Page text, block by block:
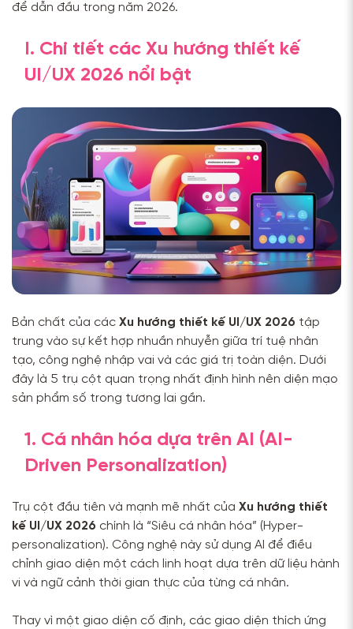
để dẫn đầu trong năm 2026.
I. Chi tiết các Xu hướng thiết kế
UI/UX 2026 nổi bật
Bản chất của các Xu hướng thiết kế UI/UX 2026 tập
trung vào sự kết hợp nhuần nhuyễn giữa trí tuệ nhân
tạo, công nghệ nhập vai và các giá trị toàn diện. Dưới
đây là 5 trụ cột quan trọng nhất định hình nên diện mạo
sản phẩm số trong tương lai gần.
1. Cá nhân hóa dựa trên AI (AI-
Driven Personalization)
Trụ cột đầu tiên và mạnh mẽ nhất của Xu hướng thiết
kế UI/UX 2026 chính là “Siêu cá nhân hóa” (Hyper-
personalization). Công nghệ này sử dụng AI để điều
chỉnh giao diện một cách linh hoạt dựa trên dữ liệu hành
vi và ngữ cảnh thời gian thực của từng cá nhân.
Thay vì một giao diện cố định, các giao diện thích ứng